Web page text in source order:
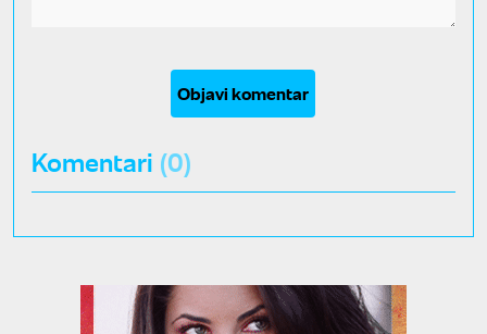
Objavi komentar
Komentari (0)